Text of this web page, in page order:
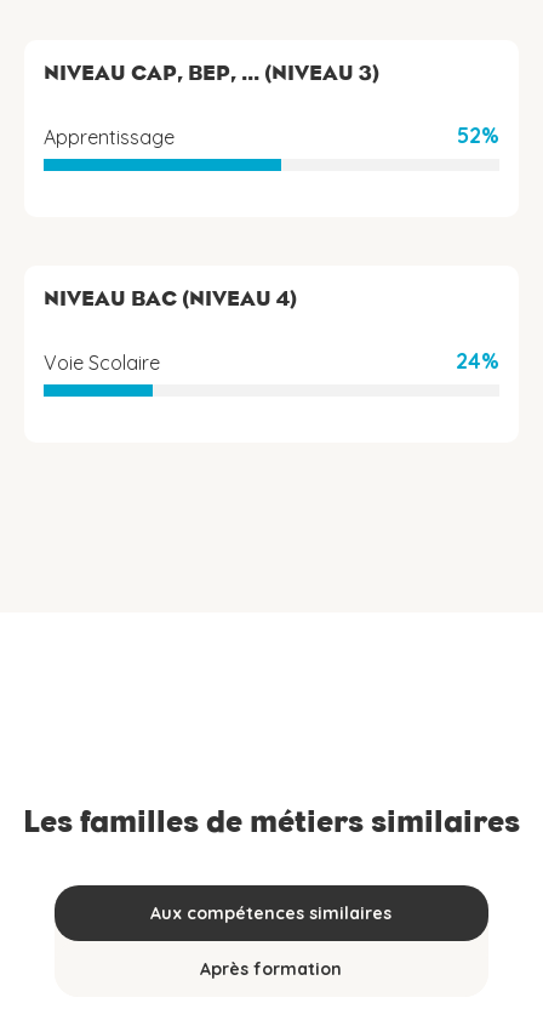
NIVEAU CAP, BEP, ... (NIVEAU 3)
Apprentissage 52%
NIVEAU BAC (NIVEAU 4)
Voie Scolaire 24%
Les familles de métiers similaires
Aux compétences similaires
Après formation